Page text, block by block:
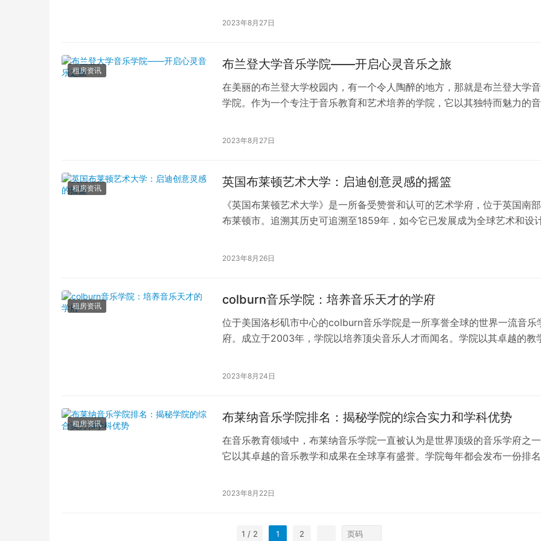
2023年8月27日
租房资讯 布兰登大学音乐学院——开启心灵音乐之旅
在美丽的布兰登大学校园内，有一个令人陶醉的地方，那就是布兰登大学
学院。作为一个专注于音乐教育和艺术培养的学院，它以其独特而魅力的音
2023年8月27日
租房资讯 英国布莱顿艺术大学：启迪创意灵感的摇篮
《英国布莱顿艺术大学》是一所备受赞誉和认可的艺术学府，位于英国南
布莱顿市。追溯其历史可追溯至1859年，如今它已发展成为全球艺术和设
2023年8月26日
租房资讯 colburn音乐学院：培养音乐天才的学府
位于美国洛杉矶市中心的colburn音乐学院是一所享誉全球的世界一流音乐
府。成立于2003年，学院以培养顶尖音乐人才而闻名。学院以其卓越的教
2023年8月24日
租房资讯 布莱纳音乐学院排名：揭秘学院的综合实力和学科优势
在音乐教育领域中，布莱纳音乐学院一直被认为是世界顶级的音乐学府之一
它以其卓越的音乐教学和成果在全球享有盛誉。学院每年都会发布一份排名
2023年8月22日
1 / 2 1 2